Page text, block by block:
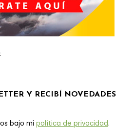
Y RECIBÍ NOVEDADES
bajo mi política de privacidad.